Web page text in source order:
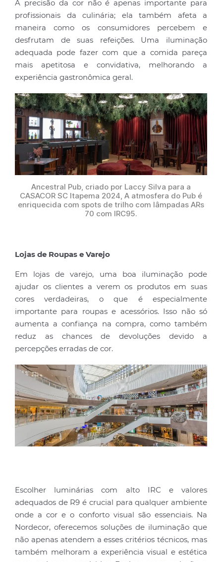
A precisão da cor não é apenas importante para
profissionais da culinária; ela também afeta a
maneira como os consumidores percebem e
desfrutam de suas refeições. Uma iluminação
adequada pode fazer com que a comida pareça
mais apetitosa e convidativa, melhorando a
experiência gastronômica geral.
Ancestral Pub, criado por Laccy Silva para a
CASACOR SC Itapema 2024, A atmosfera do Pub é
enriquecida com spots de trilho com lâmpadas ARs
70 com IRC95.
Lojas de Roupas e Varejo
Em lojas de varejo, uma boa iluminação pode
ajudar os clientes a verem os produtos em suas
cores verdadeiras, o que é especialmente
importante para roupas e acessórios. Isso não só
aumenta a confiança na compra, como também
reduz as chances de devoluções devido a
percepções erradas de cor.
Escolher luminárias com alto IRC e valores
adequados de R9 é crucial para qualquer ambiente
onde a cor e o conforto visual são essenciais. Na
Nordecor, oferecemos soluções de iluminação que
não apenas atendem a esses critérios técnicos, mas
também melhoram a experiência visual e estética